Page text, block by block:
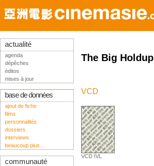
The Big Holdup
VCD
VCD IVL
actualité
agenda
dépêches
éditos
mises à jour
base de données
ajout de fiche
films
personnalités
dossiers
interviews
beaucoup plus...
communauté